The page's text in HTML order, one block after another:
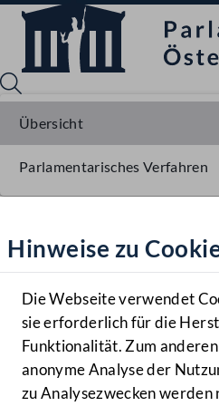
Hilfe
Benutzer
Navigationsmenü
MENÜ
Hinweise zu
Die Webseite verwendet
sie erforderlich für die
Funktionalität. Zum
anonyme Analyse der
zu Analysezwecken werden
Übersicht
Parlamentarisches Verfahren